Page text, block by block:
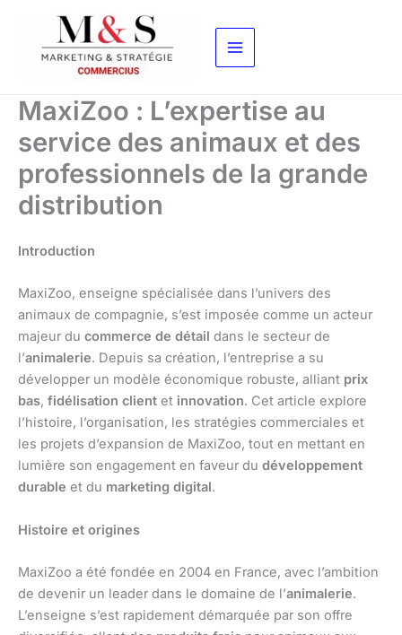
contenu
MaxiZoo : L’expertise au
service des animaux et des
professionnels de la grande
distribution
Introduction
MaxiZoo, enseigne spécialisée dans l’univers des
animaux de compagnie, s’est imposée comme un acteur
majeur du commerce de détail dans le secteur de
l’animalerie. Depuis sa création, l’entreprise a su
développer un modèle économique robuste, alliant prix
bas, fidélisation client et innovation. Cet article explore
l’histoire, l’organisation, les stratégies commerciales et
les projets d’expansion de MaxiZoo, tout en mettant en
lumière son engagement en faveur du développement
durable et du marketing digital.
Histoire et origines
MaxiZoo a été fondée en 2004 en France, avec l’ambition
de devenir un leader dans le domaine de l’animalerie.
L’enseigne s’est rapidement démarquée par son offre